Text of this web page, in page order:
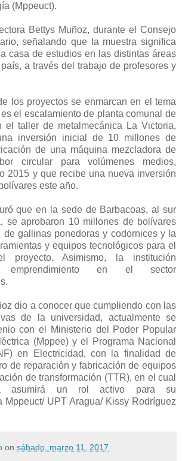
(Mppeuct).
Bettys Muñoz, durante el Consejo
señalando que la muestra significa
casa de estudios en las distintas áreas
a través del trabajo de profesores y
los proyectos se enmarcan en el tema
el escalamiento de planta comunal de
el taller de metalmecánica La Victoria,
inversión inicial de 10 millones de
de una máquina mezcladora de
circular para volúmenes medios,
2015 y que recibe una nueva inversión
este año.
que en la sede de Barbacoas, al sur
se aprobaron 10 millones de bolívares
de gallinas ponedoras y codornices y la
y equipos tecnológicos para el
proyecto. Asimismo, la institución
emprendimiento en el sector
dio a conocer que cumpliendo con las
de la universidad, actualmente se
con el Ministerio del Poder Popular
(Mppee) y el Programa Nacional
en Electricidad, con la finalidad de
de reparación y fabricación de equipos
de transformación (TTR), en el cual
asumirá un rol activo para su
Mppeuct/ UPT Aragua/ Kissy Rodríguez
on sábado, marzo 11, 2017